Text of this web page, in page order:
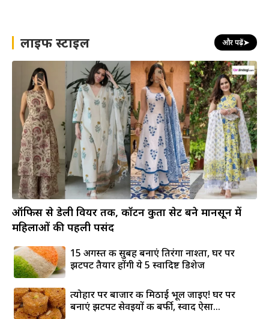
लाइफ स्टाइल और पढ़ें➤
ऑफिस से डेली वियर तक, कॉटन कुर्ता सेट बने मानसून में
महिलाओं की पहली पसंद
15 अगस्त की सुबह बनाएं तिरंगा नाश्ता, घर पर
झटपट तैयार होंगी ये 5 स्वादिष्ट डिशेज
त्योहार पर बाजार की मिठाई भूल जाइए! घर पर
बनाएं झटपट सेवइयों की बर्फी, स्वाद ऐसा...